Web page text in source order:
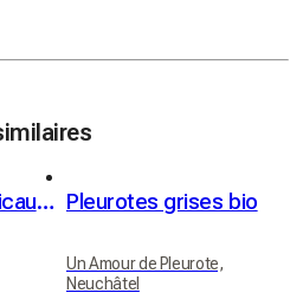
Pleurotes de panicaut (Eryngii) Pleurotes grises bio
Un Amour de Pleurote,
Neuchâtel